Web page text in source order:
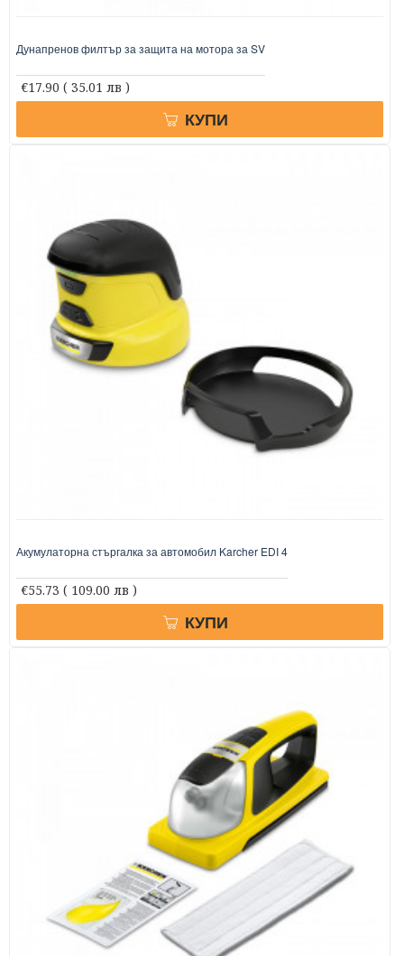
Дунапренов филтър за защита на мотора за SV
€17.90 ( 35.01 лв )
КУПИ
Акумулаторна стъргалка за автомобил Karcher EDI 4
€55.73 ( 109.00 лв )
КУПИ